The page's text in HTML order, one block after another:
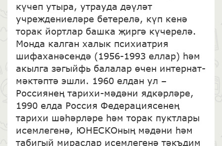
күчеп утыра, утрауда дәүләт
учреждениеләре бетерелә, күп кенә
торак йортлар башка җиргә күчерелә.
Монда калган халык психиатрия
шифаханәсендә (1956-1993 еллар) һәм
акылга зәгыйфь балалар өчен интернат-
мәктәптә эшли. 1960 елдан ул –
Россиянең тарихи-мәдәни ядкәрләре,
1990 елда Россия Федерациясенең
тарихи шәһәрләре һәм торак пуктлары
исемлегенә, ЮНЕСКОның мәдәни һәм
табигый мираслар исемлегенә тәкъдим